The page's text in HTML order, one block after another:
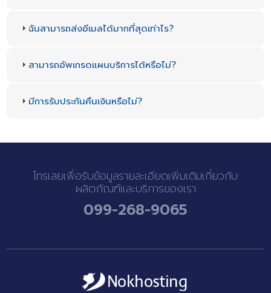
ฉันสามารถส่งอีเมลได้มากที่สุดเท่าไร?
สามารถอัพเกรดแผนบริการได้หรือไม่?
มีการรับประกันคืนเงินหรือไม่?
โทรเลยเพื่อรับข้อมูลรายละเอียดเพิ่มเติมเกี่ยวกับ
ผลิตภัณฑ์และบริการของเรา
099-268-9065